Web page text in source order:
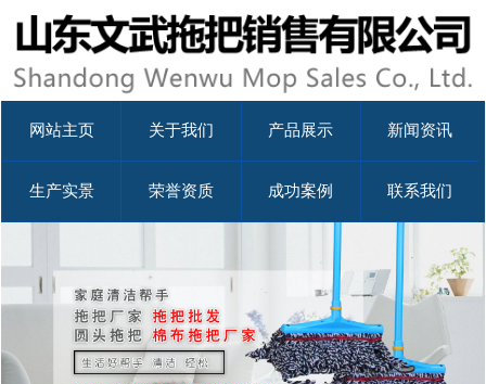
网站主页 关于我们 产品展示 新闻资讯
生产实景 荣誉资质 成功案例 联系我们